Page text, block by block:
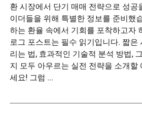
환 시장에서 단기 매매 전략으로 성공
이더들을 위해 특별한 정보를 준비했
하는 환율 속에서 기회를 포착하고자
로그 포스트는 필수 읽기입니다. 짧은
리는 법, 효과적인 기술적 분석 방법,
지 모두 아우르는 실전 전략을 소개할
세요! 그럼 ...